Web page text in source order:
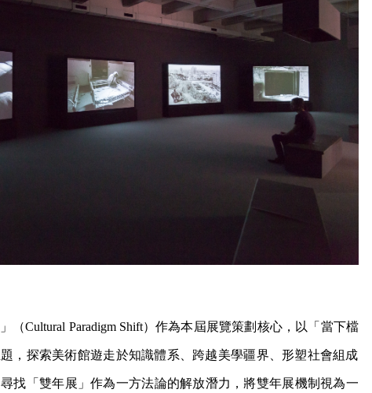
（Cultural Paradigm Shift）作為本屆展覽策劃核心，以「當下檔
，探索美術館遊走於知識體系、跨越美學疆界、形塑社會組成
找「雙年展」作為一方法論的解放潛力，將雙年展機制視為一